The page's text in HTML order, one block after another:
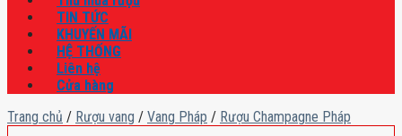
TIN TỨC
KHUYẾN MÃI
HỆ THỐNG
Liên hệ
Cửa hàng
Trang chủ / Rượu vang / Vang Pháp / Rượu Champagne Pháp